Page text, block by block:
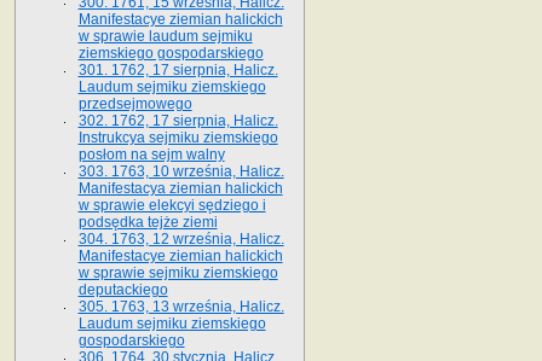
Manifestacye ziemian halickich
w sprawie laudum sejmiku
ziemskiego gospodarskiego
301. 1762, 17 sierpnia, Halicz.
Laudum sejmiku ziemskiego
przedsejmowego
302. 1762, 17 sierpnia, Halicz.
Instrukcya sejmiku ziemskiego
posłom na sejm walny
303. 1763, 10 września, Halicz.
Manifestacya ziemian halickich
w sprawie elekcyi sędziego i
podsędka tejże ziemi
304. 1763, 12 września, Halicz.
Manifestacye ziemian halickich
w sprawie sejmiku ziemskiego
deputackiego
305. 1763, 13 września, Halicz.
Laudum sejmiku ziemskiego
gospodarskiego
306. 1764, 30 stycznia, Halicz.